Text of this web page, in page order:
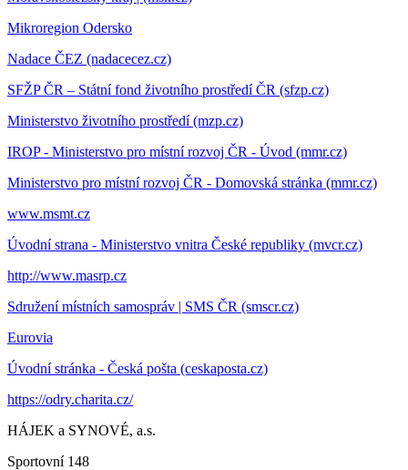
Mikroregion Odersko
Nadace ČEZ (nadacecez.cz)
SFŽP ČR – Státní fond životního prostředí ČR (sfzp.cz)
Ministerstvo životního prostředí (mzp.cz)
IROP - Ministerstvo pro místní rozvoj ČR - Úvod (mmr.cz)
Ministerstvo pro místní rozvoj ČR - Domovská stránka (mmr.cz)
www.msmt.cz
Úvodní strana - Ministerstvo vnitra České republiky (mvcr.cz)
http://www.masrp.cz
Sdružení místních samospráv | SMS ČR (smscr.cz)
Eurovia
Úvodní stránka - Česká pošta (ceskaposta.cz)
https://odry.charita.cz/
HÁJEK a SYNOVÉ, a.s.
Sportovní 148